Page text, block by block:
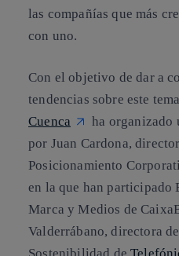
las compañías que más
con uno.
Con el objetivo de dar a
tendencias sobre este
Cuenca
ha organizado
por Juan Cardona,
Posicionamiento
en la que han participado
Marca y Medios de
Valderrábano, directora